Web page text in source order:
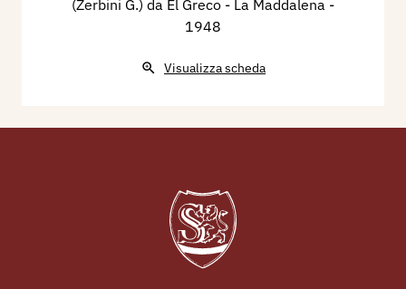
(Zerbini G.) da El Greco - La Maddalena -
1948
Visualizza scheda